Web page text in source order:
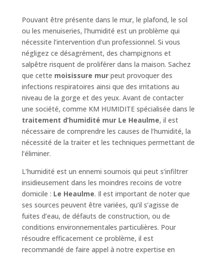
Pouvant être présente dans le mur, le plafond, le sol
ou les menuiseries, l’humidité est un problème qui
nécessite l’intervention d’un professionnel. Si vous
négligez ce désagrément, des champignons et
salpêtre risquent de proliférer dans la maison. Sachez
que cette moisissure murpeut provoquer des
infections respiratoires ainsi que des irritations au
niveau de la gorge et des yeux. Avant de contacter
une société, comme KM HUMIDITE spécialisée dans le
traitement d’humidité mur Le Heaulme, il est
nécessaire de comprendre les causes de l’humidité, la
nécessité de la traiter et les techniques permettant de
l’éliminer.
L’humidité est un ennemi sournois qui peut s’infiltrer
insidieusement dans les moindres recoins de votre
domicile : Le Heaulme. Il est important de noter que
ses sources peuvent être variées, qu’il s’agisse de
fuites d’eau, de défauts de construction, ou de
conditions environnementales particulières. Pour
résoudre efficacement ce problème, il est
recommandé de faire appel à notre expertise en